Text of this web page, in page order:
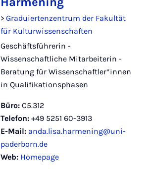
> Graduiertenzentrum der Fakultät
für Kulturwissenschaften
Geschäftsführerin -
Wissenschaftliche Mitarbeiterin -
Beratung für Wissenschaftler*innen
in Qualifikationsphasen
Büro: C5.312
Telefon: +49 5251 60-3913
E-Mail: anda.lisa.harmening@uni-
paderborn.de
Web: Homepage